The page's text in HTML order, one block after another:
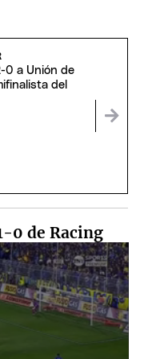
0 a Unión de
del
0 de Racing